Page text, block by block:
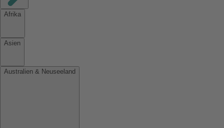
Afrika
Asien
Australien & Neuseeland